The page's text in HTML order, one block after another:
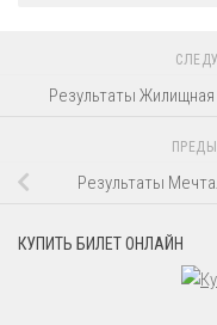
Результаты
Результаты
КУПИТЬ БИЛЕТ ОНЛАЙН